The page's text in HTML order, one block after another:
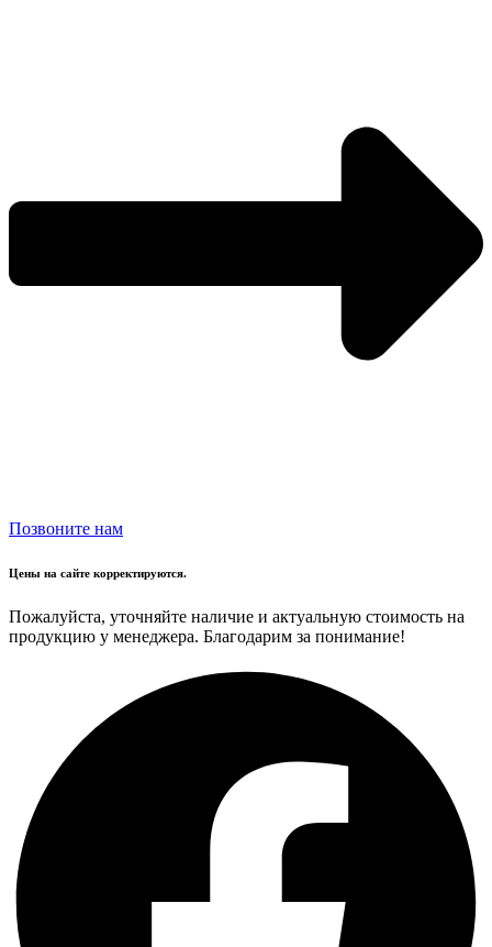
Позвоните нам
Цены на сайте корректируются.
Пожалуйста, уточняйте наличие и актуальную стоимость на
продукцию у менеджера. Благодарим за понимание!